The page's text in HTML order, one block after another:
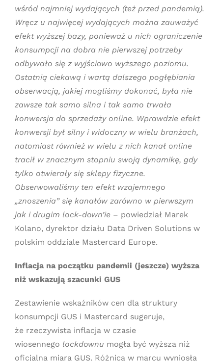
wśród najmniej wydających (też przed pandemią).
Wręcz u najwięcej wydających można zauważyć
efekt wyższej bazy, ponieważ u nich ograniczenie
konsumpcji na dobra nie pierwszej potrzeby
odbywało się z wyjściowo wyższego poziomu.
Ostatnią ciekawą i wartą dalszego pogłębiania
obserwacją, jakiej mogliśmy dokonać, była nie
zawsze tak samo silna i tak samo trwała
konwersja do sprzedaży online. Wprawdzie efekt
konwersji był silny i widoczny w wielu branżach,
natomiast również w wielu z nich kanał online
tracił w znacznym stopniu swoją dynamikę, gdy
tylko otwierały się sklepy fizyczne.
Obserwowaliśmy ten efekt wzajemnego
„znoszenia” się kanałów zarówno w pierwszym
jak i drugim lock-down’ie – powiedział Marek
Kolano, dyrektor działu Data Driven Solutions w
polskim oddziale Mastercard Europe.
Inflacja na początku pandemii (jeszcze) wyższa
niż wskazują szacunki GUS
Zestawienie wskaźników cen dla struktury
konsumpcji GUS i Mastercard sugeruje,
że rzeczywista inflacja w czasie
wiosennego lockdownu mogła być wyższa niż
oficjalna miara GUS. Różnica w marcu wyniosła